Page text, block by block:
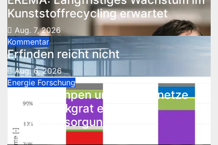
Kunststoffrecycling erwartet
Aug. 7, 2026
Kommentar
Erfinden reicht nicht
Aug. 6, 2026
Energie Forschung
Wärmepumpen und Wärmenetze
bilden Rückgrat effizienter
Wärmeversorgung
Aug. 5, 2026